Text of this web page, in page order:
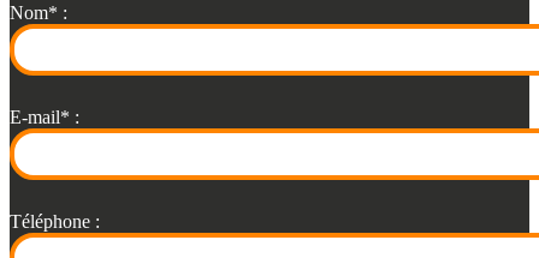
Nom* :
E-mail* :
Téléphone :